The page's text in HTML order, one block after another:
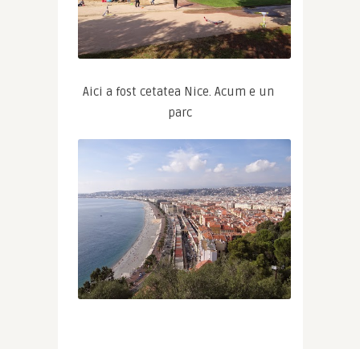
Aici a fost cetatea Nice. Acum e un
parc